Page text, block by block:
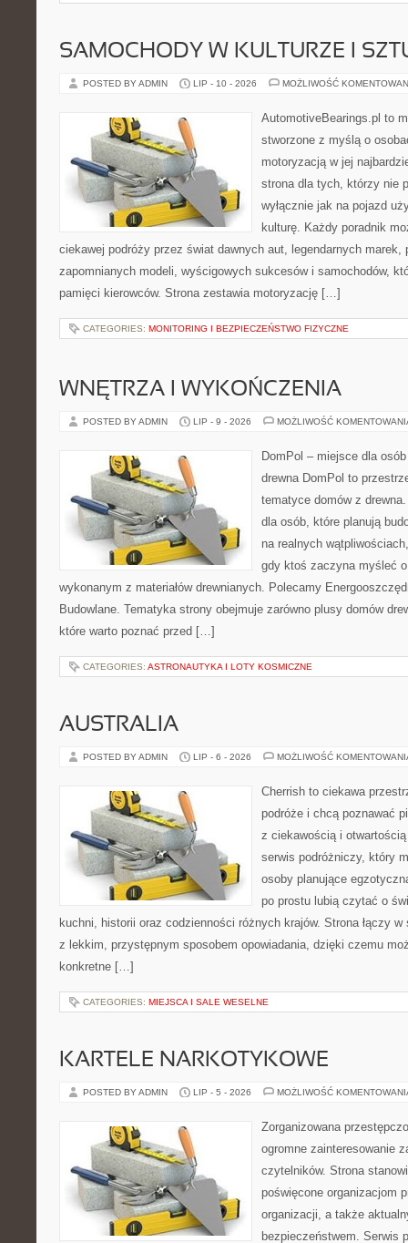
SAMOCHODY W KULTURZE I
POSTED BY ADMIN LIP - 10 - 2026 MOŻLIWOŚĆ
AutomotiveBearings.pl to
stworzone z myślą o
motoryzacją w jej
strona dla tych, którzy nie
wyłącznie jak na pojazd
kulturę. Każdy poradnik
ciekawej podróży przez świat dawnych aut, legendarnych marek,
zapomnianych modeli, wyścigowych sukcesów i samochodów,
pamięci kierowców. Strona zestawia motoryzację […]
CATEGORIES: MONITORING I BEZPIECZEŃSTWO FIZYCZNE
WNĘTRZA I WYKOŃCZENIA
POSTED BY ADMIN LIP - 9 - 2026 MOŻLIWOŚĆ
DomPol – miejsce dla
drewna DomPol to
tematyce domów z
dla osób, które planują
na realnych
gdy ktoś zaczyna myśleć o
wykonanym z materiałów drewnianych. Polecamy
Budowlane. Tematyka strony obejmuje zarówno plusy domów
które warto poznać przed […]
CATEGORIES: ASTRONAUTYKA I LOTY KOSMICZNE
AUSTRALIA
POSTED BY ADMIN LIP - 6 - 2026 MOŻLIWOŚĆ
Cherrish to ciekawa
podróże i chcą poznawać
z ciekawością i
serwis podróżniczy, który
osoby planujące
po prostu lubią czytać o
kuchni, historii oraz codzienności różnych krajów. Strona łączy
z lekkim, przystępnym sposobem opowiadania, dzięki czemu
konkretne […]
CATEGORIES: MIEJSCA I SALE WESELNE
KARTELE NARKOTYKOWE
POSTED BY ADMIN LIP - 5 - 2026 MOŻLIWOŚĆ
Zorganizowana
ogromne zainteresowanie
czytelników. Strona
poświęcone organizacjom
organizacji, a także
bezpieczeństwem. Serwis